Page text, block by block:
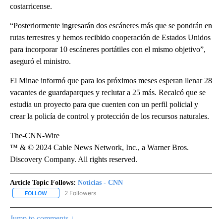
costarricense.
“Posteriormente ingresarán dos escáneres más que se pondrán en
rutas terrestres y hemos recibido cooperación de Estados Unidos
para incorporar 10 escáneres portátiles con el mismo objetivo”,
aseguró el ministro.
El Minae informó que para los próximos meses esperan llenar 28
vacantes de guardaparques y reclutar a 25 más. Recalcó que se
estudia un proyecto para que cuenten con un perfil policial y
crear la policía de control y protección de los recursos naturales.
The-CNN-Wire
™ & © 2024 Cable News Network, Inc., a Warner Bros.
Discovery Company. All rights reserved.
Article Topic Follows: Noticias - CNN
FOLLOW FOLLOW "NOTICIAS - CNN" TO RECEIVE NOTIFICATIONS ABOUT
2 Followers